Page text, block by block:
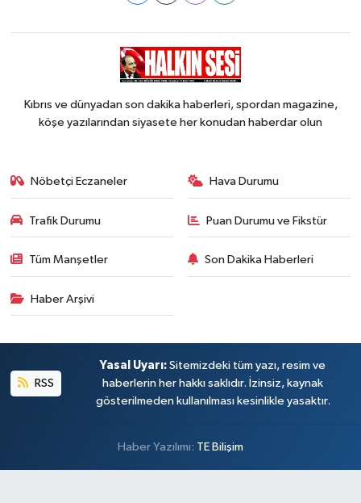
Kıbrıs ve dünyadan son dakika haberleri, spordan magazine,
köşe yazılarından siyasete her konudan haberdar olun
Nöbetçi Eczaneler Hava Durumu
Trafik Durumu Puan Durumu ve Fikstür
Tüm Manşetler Son Dakika Haberleri
Haber Arşivi
RSS
Yasal Uyarı: Sitemizdeki tüm yazı, resim ve
haberlerin her hakkı saklıdır. İzinsiz, kaynak
gösterilmeden kullanılması kesinlikle yasaktır.
Haber Yazılımı: TE Bilişim